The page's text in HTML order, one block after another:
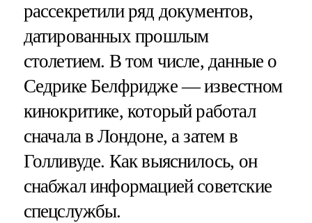
рассекретили ряд документов,
датированных прошлым
столетием. В том числе, данные о
Седрике Белфридже — известном
кинокритике, который работал
сначала в Лондоне, а затем в
Голливуде. Как выяснилось, он
снабжал информацией советские
спецслужбы.